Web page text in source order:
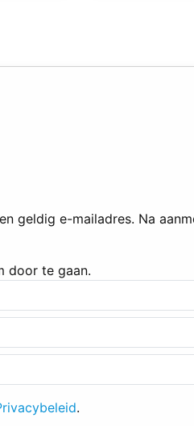
geldig e-mailadres. Na
door te gaan.
.